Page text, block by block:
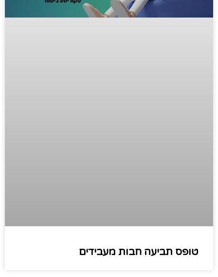
טופס תביעה חבות מעבידים